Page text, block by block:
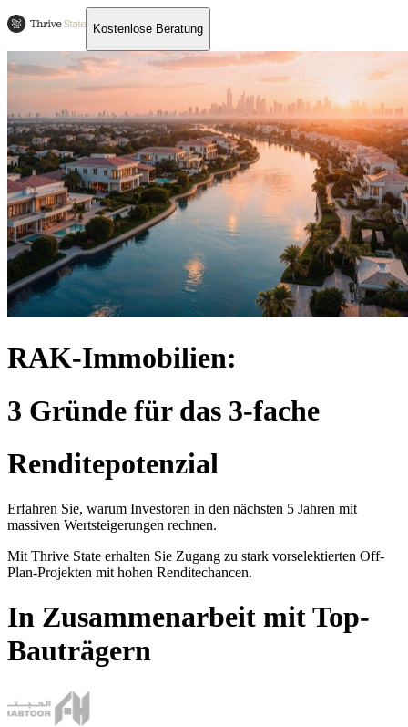
Kostenlose Beratung
RAK-Immobilien:
3 Gründe für das 3-fache
Renditepotenzial
Erfahren Sie, warum Investoren in den nächsten 5 Jahren mit
massiven Wertsteigerungen rechnen.
Mit Thrive State erhalten Sie Zugang zu stark vorselektierten Off-
Plan-Projekten mit hohen Renditechancen.
In Zusammenarbeit mit Top-
Bauträgern